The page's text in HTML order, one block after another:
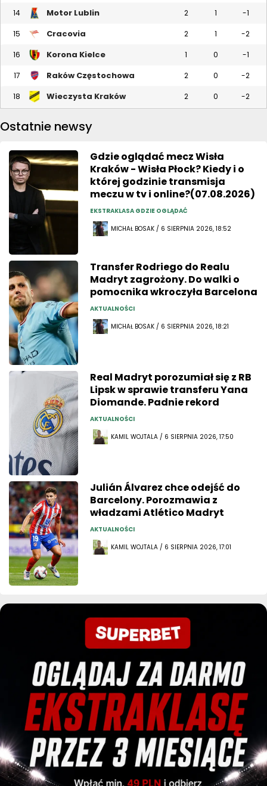
14 Motor Lublin 2 1 -1
15 Cracovia 2 1 -2
16 Korona Kielce 1 0 -1
17 Raków Częstochowa 2 0 -2
18 Wieczysta Kraków 2 0 -2
Ostatnie newsy
Gdzie oglądać mecz Wisła
Kraków - Wisła Płock? Kiedy i o
której godzinie transmisja
meczu w tv i online?(07.08.2026)
EKSTRAKLASA GDZIE OGLĄDAĆ
MICHAŁ BOSAK / 6 SIERPNIA 2026, 18:52
Transfer Rodriego do Realu
Madryt zagrożony. Do walki o
pomocnika wkroczyła Barcelona
AKTUALNOŚCI
MICHAŁ BOSAK / 6 SIERPNIA 2026, 18:21
Real Madryt porozumiał się z RB
Lipsk w sprawie transferu Yana
Diomande. Padnie rekord
AKTUALNOŚCI
KAMIL WOJTALA / 6 SIERPNIA 2026, 17:50
Julián Álvarez chce odejść do
Barcelony. Porozmawia z
władzami Atlético Madryt
AKTUALNOŚCI
KAMIL WOJTALA / 6 SIERPNIA 2026, 17:01